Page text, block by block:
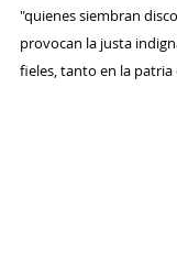
"quienes siembran
provocan la justa
fieles, tanto en la